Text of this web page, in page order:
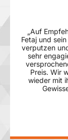
„Auf
Fetaj und
verputzen
sehr
Preis. Wir
wieder mit